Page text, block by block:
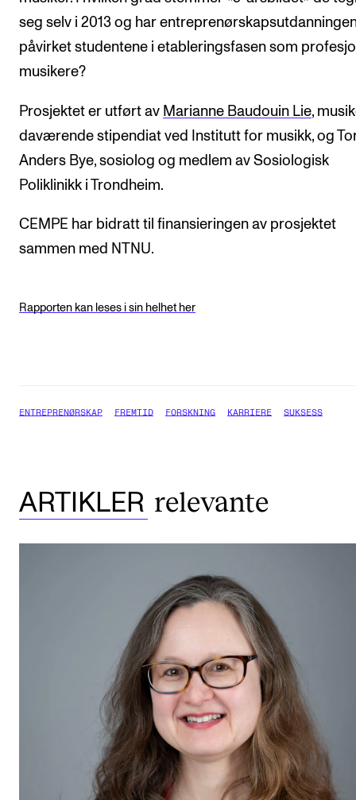
Utvalg og komitéer
Strategier, planer og rapporter
Hvem gjør hva i administrasjonen
seg selv i 2013 og har
påvirket studentene i etableringsfasen som
musikere?
Prosjektet er utført av Marianne Baudouin Lie,
daværende stipendiat ved Institutt for musikk, og
Anders Bye, sosiolog og medlem av Sosiologisk
Poliklinikk i Trondheim.
CEMPE har bidratt til finansieringen av prosjektet
sammen med NTNU.
Rapporten kan leses i sin helhet her
ENTREPRENØRSKAP FREMTID FORSKNING KARRIERE SUKSESS
ARTIKLER relevante